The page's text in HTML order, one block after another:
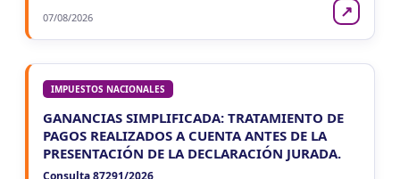
07/08/2026 ↗
IMPUESTOS NACIONALES
GANANCIAS SIMPLIFICADA: TRATAMIENTO DE
PAGOS REALIZADOS A CUENTA ANTES DE LA
PRESENTACIÓN DE LA DECLARACIÓN JURADA.
Consulta 87291/2026